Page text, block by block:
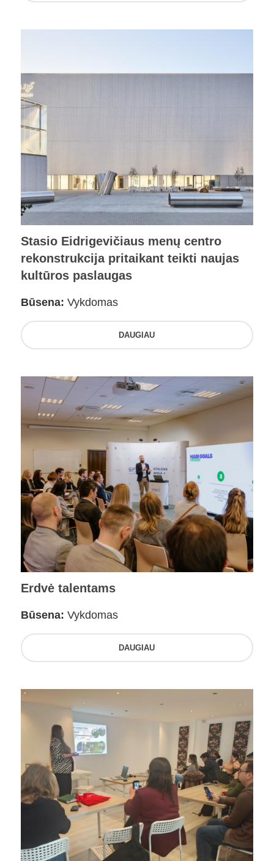
Stasio Eidrigevičiaus menų centro
rekonstrukcija pritaikant teikti naujas
kultūros paslaugas
Būsena: Vykdomas
DAUGIAU
Erdvė talentams
Būsena: Vykdomas
DAUGIAU